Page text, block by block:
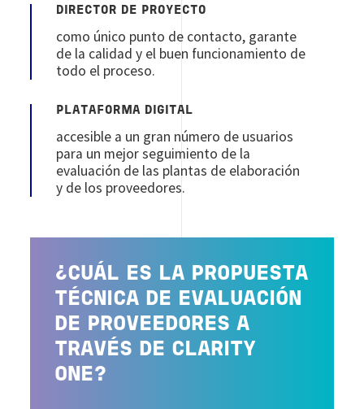
DIRECTOR DE PROYECTO
como único punto de contacto, garante
de la calidad y el buen funcionamiento de
todo el proceso.
PLATAFORMA DIGITAL
accesible a un gran número de usuarios
para un mejor seguimiento de la
evaluación de las plantas de elaboración
y de los proveedores.
¿CUÁL ES LA PROPUESTA
TÉCNICA DE EVALUACIÓN
DE PROVEEDORES A
TRAVÉS DE CLARITY
ONE?